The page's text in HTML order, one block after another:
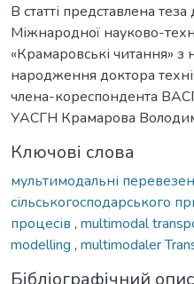
В статті представлена теза
Міжнародної науково-
«Крамаровські читання» з
народження доктора
члена-кореспондента
УАСГН Крамарова
Ключові слова
мультимодальні
сільськогосподарського
процесів , multimodal
modelling , multimodaler
Бібліографічний опис